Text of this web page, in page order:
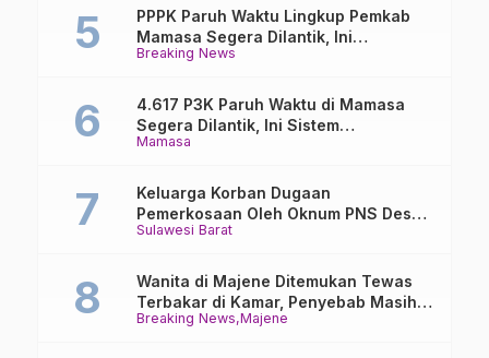
Breaking News
PPPK Paruh Waktu Lingkup Pemkab
Mamasa Segera Dilantik, Ini
Jadwalnya!
Mamasa
4.617 P3K Paruh Waktu di Mamasa
Segera Dilantik, Ini Sistem
Penggajiannya!
Sulawesi Barat
Keluarga Korban Dugaan
Pemerkosaan Oleh Oknum PNS Desak
Transparansi Kejari Mamasa
Breaking News Majene
Wanita di Majene Ditemukan Tewas
Terbakar di Kamar, Penyebab Masih
Misterius